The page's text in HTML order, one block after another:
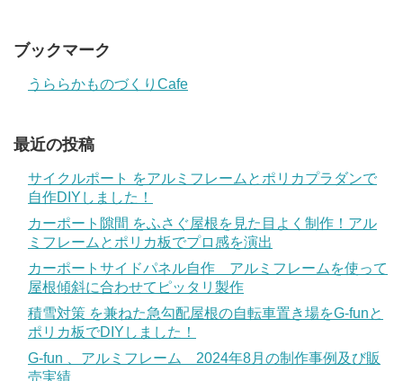
ブックマーク
うららかものづくりCafe
最近の投稿
サイクルポート をアルミフレームとポリカプラダンで
自作DIYしました！
カーポート隙間 をふさぐ屋根を見た目よく制作！アル
ミフレームとポリカ板でプロ感を演出
カーポートサイドパネル自作 アルミフレームを使って
屋根傾斜に合わせてピッタリ製作
積雪対策 を兼ねた急勾配屋根の自転車置き場をG-funと
ポリカ板でDIYしました！
G-fun 、アルミフレーム 2024年8月の制作事例及び販
売実績